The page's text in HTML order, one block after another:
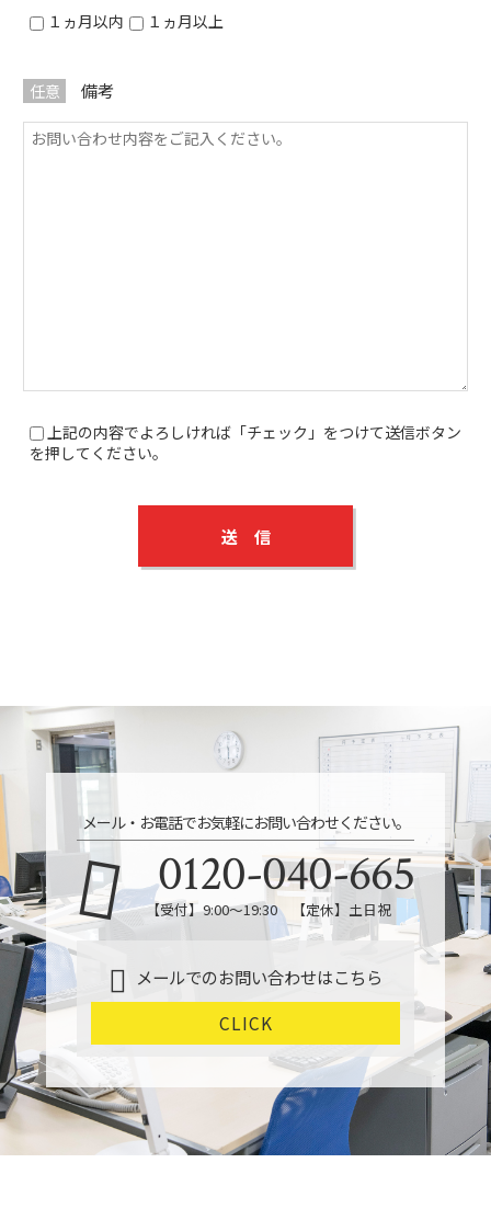
１ヵ月以内 １ヵ月以上
任意 備考
上記の内容でよろしければ「チェック」をつけて送信ボタン
を押してください。
メール・お電話でお気軽にお問い合わせください。
0120-040-665
【受付】9:00～19:30 【定休】土日祝
メールでのお問い合わせはこちら
CLICK